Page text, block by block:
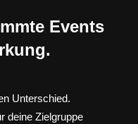
Events
Unterschied.
deine Zielgruppe